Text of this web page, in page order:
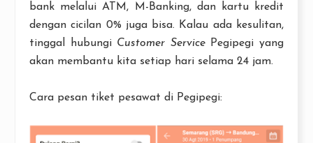
bank melalui ATM, M-Banking, dan kartu kredit
dengan cicilan 0% juga bisa. Kalau ada kesulitan,
tinggal hubungi Customer ServicePegipegi yang
akan membantu kita setiap hari selama 24 jam.
Cara pesan tiket pesawat di Pegipegi: